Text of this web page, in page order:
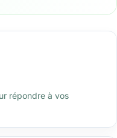
répondre à vos